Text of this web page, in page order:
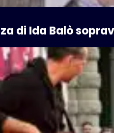
di Ida Balò